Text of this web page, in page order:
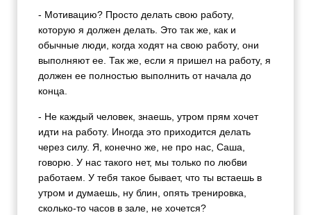
- Мотивацию? Просто делать свою работу,
которую я должен делать. Это так же, как и
обычные люди, когда ходят на свою работу, они
выполняют ее. Так же, если я пришел на работу, я
должен ее полностью выполнить от начала до
конца.
- Не каждый человек, знаешь, утром прям хочет
идти на работу. Иногда это приходится делать
через силу. Я, конечно же, не про нас, Саша,
говорю. У нас такого нет, мы только по любви
работаем. У тебя такое бывает, что ты встаешь в
утром и думаешь, ну блин, опять тренировка,
сколько-то часов в зале, не хочется?